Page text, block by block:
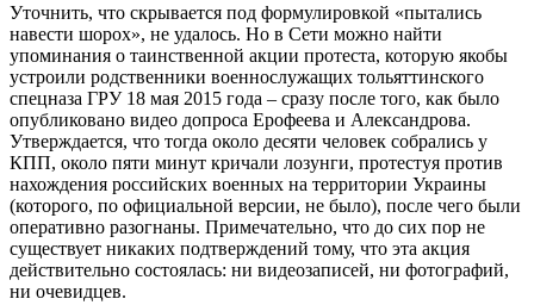
Уточнить, что скрывается под формулировкой «пытались
навести шорох», не удалось. Но в Сети можно найти
упоминания о таинственной акции протеста, которую якобы
устроили родственники военнослужащих тольяттинского
спецназа ГРУ 18 мая 2015 года – сразу после того, как было
опубликовано видео допроса Ерофеева и Александрова.
Утверждается, что тогда около десяти человек собрались у
КПП, около пяти минут кричали лозунги, протестуя против
нахождения российских военных на территории Украины
(которого, по официальной версии, не было), после чего были
оперативно разогнаны. Примечательно, что до сих пор не
существует никаких подтверждений тому, что эта акция
действительно состоялась: ни видеозаписей, ни фотографий,
ни очевидцев.